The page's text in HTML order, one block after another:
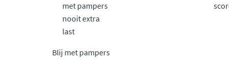
met pampers
nooit extra
last
Blij met pampers